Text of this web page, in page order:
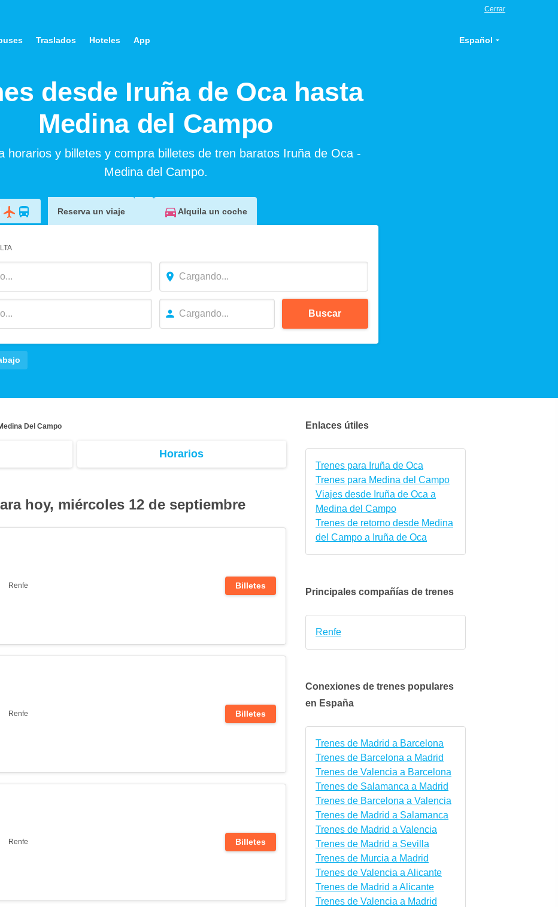
Cerrar
Traslados Hoteles App Español
desde Iruña de Oca hasta
Medina del Campo
horarios y billetes y compra billetes de tren baratos Iruña de Oca -
Medina del Campo.
Reserva un viaje Alquila un coche
Buscar
Del Campo
Horarios
hoy, miércoles 12 de septiembre
Renfe Billetes
Renfe Billetes
Renfe Billetes
Enlaces útiles
Trenes para Iruña de Oca
Trenes para Medina del Campo
Viajes desde Iruña de Oca a
Medina del Campo
Trenes de retorno desde Medina
del Campo a Iruña de Oca
Principales compañías de trenes
Renfe
Conexiones de trenes populares
en España
Trenes de Madrid a Barcelona
Trenes de Barcelona a Madrid
Trenes de Valencia a Barcelona
Trenes de Salamanca a Madrid
Trenes de Barcelona a Valencia
Trenes de Madrid a Salamanca
Trenes de Madrid a Valencia
Trenes de Madrid a Sevilla
Trenes de Murcia a Madrid
Trenes de Valencia a Alicante
Trenes de Madrid a Alicante
Trenes de Valencia a Madrid